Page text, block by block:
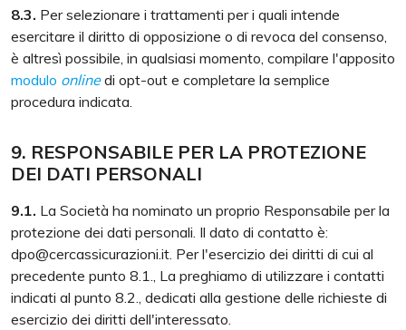
8.3. Per selezionare i trattamenti per i quali intende
esercitare il diritto di opposizione o di revoca del consenso,
è altresì possibile, in qualsiasi momento, compilare l'apposito
modulo onlinedi opt-out e completare la semplice
procedura indicata.
9. RESPONSABILE PER LA PROTEZIONE
DEI DATI PERSONALI
9.1. La Società ha nominato un proprio Responsabile per la
protezione dei dati personali. Il dato di contatto è:
dpo@cercassicurazioni.it. Per l'esercizio dei diritti di cui al
precedente punto 8.1., La preghiamo di utilizzare i contatti
indicati al punto 8.2., dedicati alla gestione delle richieste di
esercizio dei diritti dell'interessato.